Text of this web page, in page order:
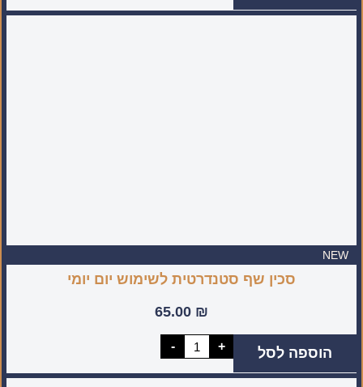
גוליאן
NEW
סכין שף סטנדרטית לשימוש יום יומי
65.00 ₪
-
כמות
של
שף
+ הוספה לסל